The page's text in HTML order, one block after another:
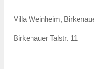
Villa Weinheim,
Birkenauer Talstr. 11